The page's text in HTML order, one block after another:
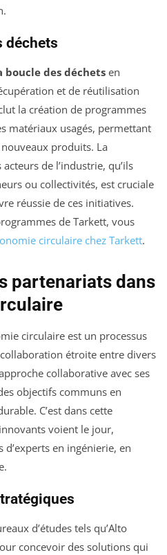
déchets
boucle des déchets en
et de réutilisation
la création de programmes
matériaux usagés, permettant
produits. La
de l’industrie, qu’ils
ou collectivités, est cruciale
réussie de ces initiatives.
de Tarkett, vous
circulaire chez Tarkett.
partenariats dans
circulaire est un processus
étroite entre divers
collaborative avec ses
objectifs communs en
C’est dans cette
voient le jour,
en ingénierie, en
d’études tels qu’Alto
concevoir des solutions qui